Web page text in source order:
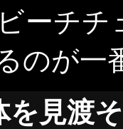
ーチ
のが一
を見渡